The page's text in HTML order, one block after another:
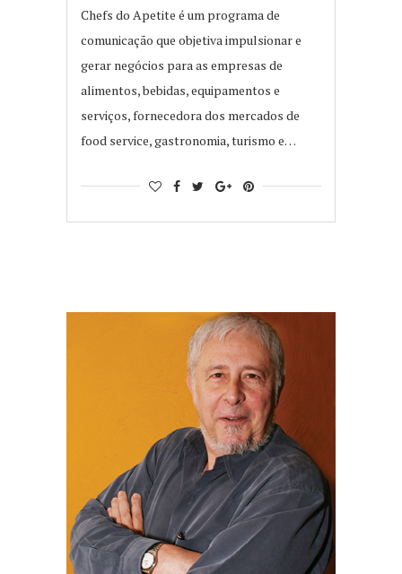
Chefs do Apetite é um programa de
comunicação que objetiva impulsionar e
gerar negócios para as empresas de
alimentos, bebidas, equipamentos e
serviços, fornecedora dos mercados de
food service, gastronomia, turismo e…